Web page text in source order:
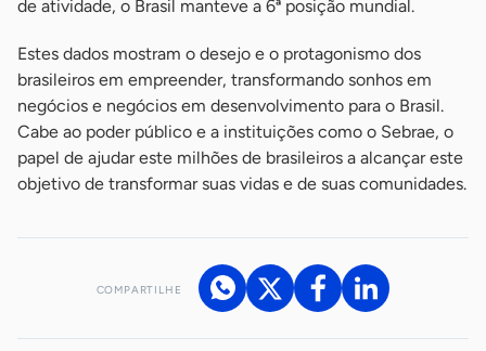
de atividade, o Brasil manteve a 6ª posição mundial.
Estes dados mostram o desejo e o protagonismo dos
brasileiros em empreender, transformando sonhos em
negócios e negócios em desenvolvimento para o Brasil.
Cabe ao poder público e a instituições como o Sebrae, o
papel de ajudar este milhões de brasileiros a alcançar este
objetivo de transformar suas vidas e de suas comunidades.
COMPARTILHE